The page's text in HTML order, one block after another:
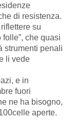
di resistenza.
su
folle”, che quasi
strumenti penali
li vede
e in
fuori
ne ha bisogno,
aperte.